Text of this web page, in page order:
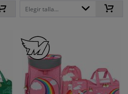
Elegir talla...